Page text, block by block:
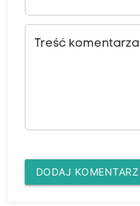
Treść komentarza
DODAJ KOMENTARZ